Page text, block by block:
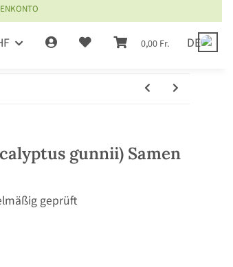
0,00 Fr. DE
gunnii) Samen
geprüft